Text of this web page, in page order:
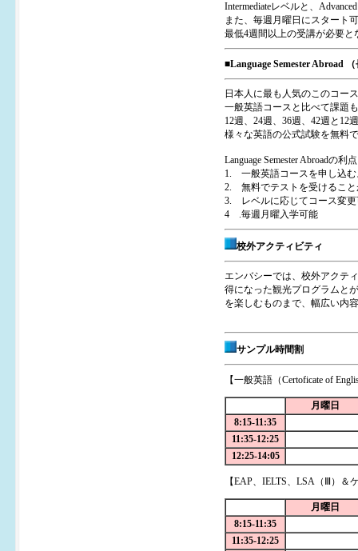
Intermediateレベルと、
また、毎週月曜日にスタート
最低4週間以上の受講が必要と
■Language Semester Abroad
日本人に最も人気のこのコー
一般英語コースと比べて課題
12週、24週、36週、42週と12
様々な英語の公式試験を無料
Language Semester Abroadの利
1. 一般英語コースを申し込む
2. 無料でテストを受けること
3. レベルに応じてコース変
4 .毎週月曜入学可能
校外アクティビティ
エンバシーでは、校外アクテ
得になった観光プログラムと
を楽しむものまで、幅広い内
サンプル時間割
【一般英語（Certoficate of
月曜日
8:15-11:35
11:35-12:25
12:25-14:05
【EAP、IELTS、LSA（Ⅲ）＆
月曜日
8:15-11:35
11:35-12:25